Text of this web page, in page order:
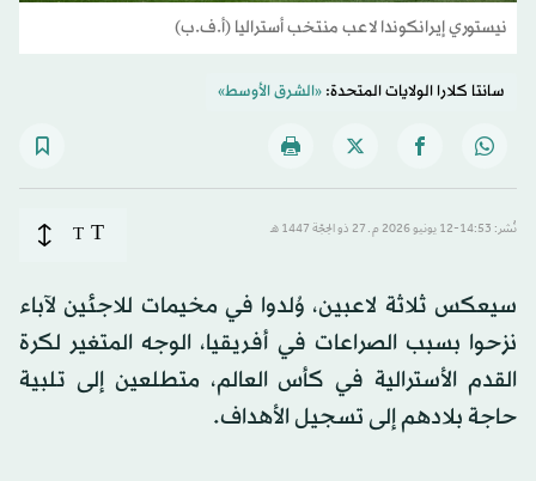
نيستوري إيرانكوندا لاعب منتخب أستراليا (أ.ف.ب)
سانتا كلارا الولايات المتحدة:«الشرق الأوسط»
نُشر: 14:53-12 يونيو 2026 م ـ 27 ذو الحِجّة 1447 هـ T
T
سيعكس ثلاثة لاعبين، وُلدوا في مخيمات للاجئين لآباء
نزحوا بسبب الصراعات في أفريقيا، الوجه المتغير لكرة
القدم الأسترالية في كأس العالم، متطلعين إلى تلبية
حاجة بلادهم إلى تسجيل الأهداف.